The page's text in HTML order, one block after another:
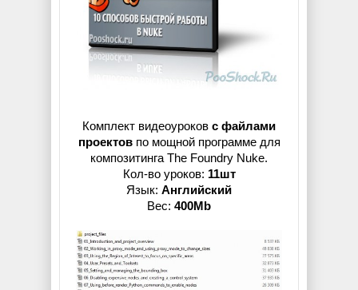
Комплект видеоуроков с файлами
проектовпо мощной программе для
композитинга The Foundry Nuke.
Кол-во уроков: 11шт
Язык: Английский
Вес: 400Mb